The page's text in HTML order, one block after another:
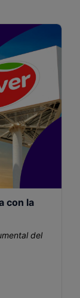
con la
del